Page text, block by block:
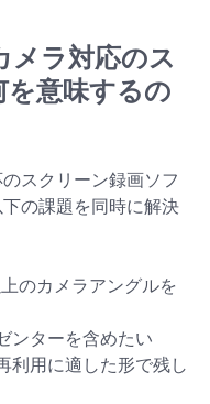
メラ対応のス
意味するの
スクリーン録画ソフ
の課題を同時に解決
のカメラアングルを
ンターを含めたい
利用に適した形で残し